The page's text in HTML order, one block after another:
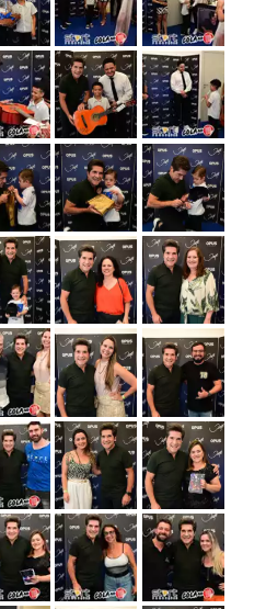
&nbsp; &nbsp;
&nbsp; &nbsp;
&nbsp; &nbsp;
&nbsp; &nbsp;
&nbsp; &nbsp;
&nbsp; &nbsp;